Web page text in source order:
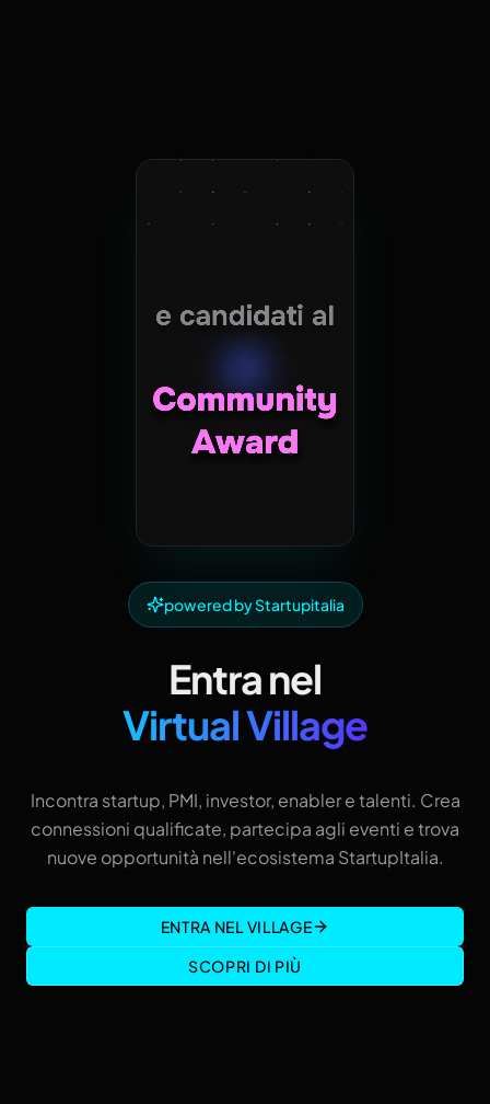
powered by Startupitalia
Entra nel
Virtual Village
Incontra startup, PMI, investor, enabler e talenti. Crea
connessioni qualificate, partecipa agli eventi e trova
nuove opportunità nell'ecosistema StartupItalia.
ENTRA NEL VILLAGE
SCOPRI DI PIÙ